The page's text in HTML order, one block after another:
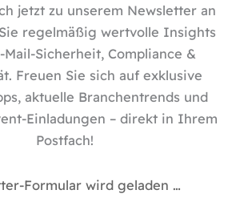
i
n
jetzt zu unserem Newsletter an
regelmäßig wertvolle Insights
Mail-Sicherheit, Compliance &
Freuen Sie sich auf exklusive
aktuelle Branchentrends und
Einladungen – direkt in Ihrem
Postfach!
Formular wird geladen …